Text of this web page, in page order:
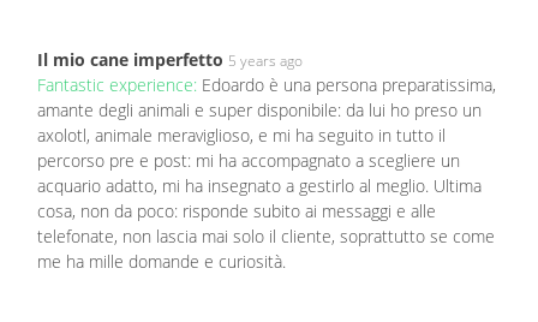
Il mio cane imperfetto 5 years ago
Fantastic experience: Edoardo è una persona preparatissima,
amante degli animali e super disponibile: da lui ho preso un
axolotl, animale meraviglioso, e mi ha seguito in tutto il
percorso pre e post: mi ha accompagnato a scegliere un
acquario adatto, mi ha insegnato a gestirlo al meglio. Ultima
cosa, non da poco: risponde subito ai messaggi e alle
telefonate, non lascia mai solo il cliente, soprattutto se come
me ha mille domande e curiosità.